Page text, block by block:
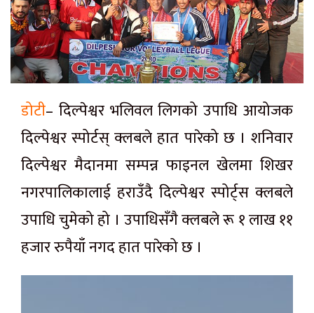
डोटी– दिल्पेश्वर भलिवल लिगको उपाधि आयोजक
दिल्पेश्वर स्पोर्टस् क्लबले हात पारेको छ । शनिवार
दिल्पेश्वर मैदानमा सम्पन्न फाइनल खेलमा शिखर
नगरपालिकालाई हराउँदै दिल्पेश्वर स्पोर्ट्स क्लबले
उपाधि चुमेको हो । उपाधिसँगै क्लबले रू १ लाख ११
हजार रुपैयाँ नगद हात पारेको छ ।